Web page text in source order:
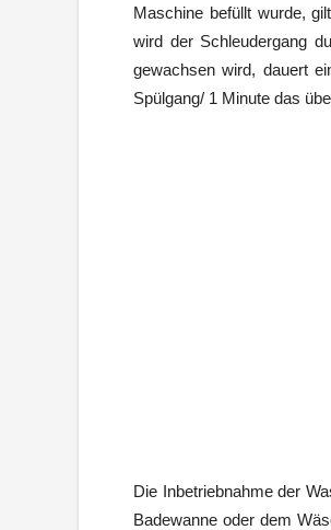
Maschine befüllt wurde,
wird der Schleudergang
gewachsen wird, dauert
Spülgang/ 1 Minute das
Die Inbetriebnahme der
Badewanne oder dem